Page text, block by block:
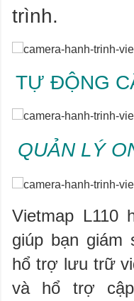
trình.
TỰ ĐỘNG
QUẢN LÝ
Vietmap L110
giúp bạn
hổ trợ lưu trữ
và hổ trợ